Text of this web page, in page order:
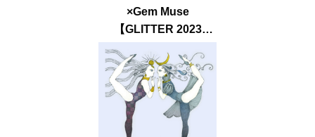
×Gem Muse
【GLITTER 2023
SUMMER issue】